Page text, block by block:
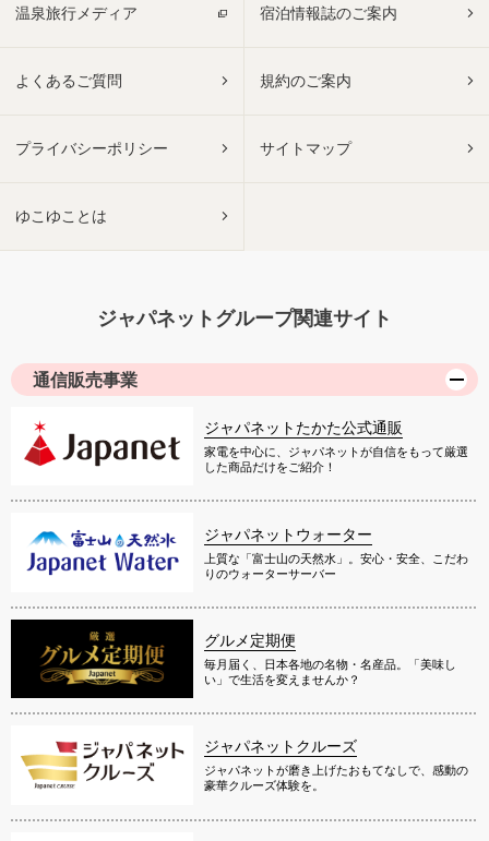
温泉旅行メディア 宿泊情報誌のご案内
よくあるご質問 規約のご案内
プライバシーポリシー サイトマップ
ゆこゆことは
ジャパネットグループ関連サイト
通信販売事業
ジャパネットたかた公式通販
家電を中心に、ジャパネットが自信をもって厳選
した商品だけをご紹介！
ジャパネットウォーター
上質な「富士山の天然水」。安心・安全、こだわ
りのウォーターサーバー
グルメ定期便
毎月届く、日本各地の名物・名産品。「美味し
い」で生活を変えませんか？
ジャパネットクルーズ
ジャパネットが磨き上げたおもてなしで、感動の
豪華クルーズ体験を。